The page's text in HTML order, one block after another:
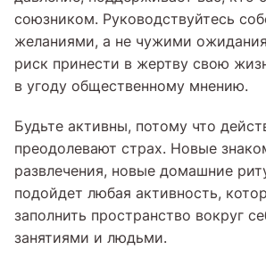
союзником. Руководствуйтесь
желаниями, а не чужими
риск принести в жертву свою
в угоду общественному мнению.
Будьте активны, потому что
преодолевают страх. Новые
развлечения, новые домашние
подойдет любая активность,
заполнить пространство вокруг
занятиями и людьми.